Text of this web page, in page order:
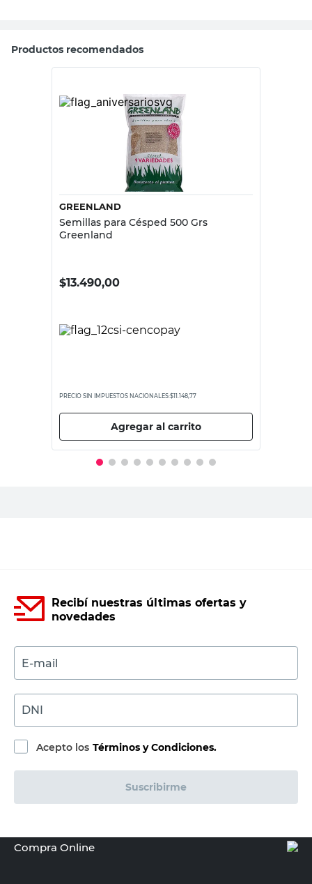
Productos recomendados
GREENLAND
Semillas para Césped 500 Grs
Greenland
$13.490,00
PRECIO SIN IMPUESTOS NACIONALES:$11.148,77
Agregar al carrito
Recibí nuestras últimas ofertas y
novedades
E-mail
DNI
Acepto los Términos y Condiciones.
Suscribirme
Compra Online